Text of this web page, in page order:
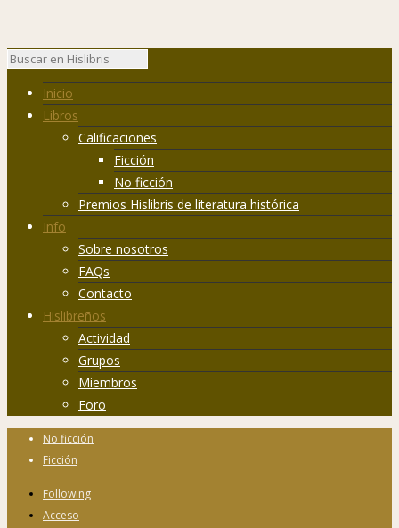
Inicio
Libros
Calificaciones
Ficción
No ficción
Premios Hislibris de literatura histórica
Info
Sobre nosotros
FAQs
Contacto
Hislibreños
Actividad
Grupos
Miembros
Foro
No ficción
Ficción
Following
Acceso